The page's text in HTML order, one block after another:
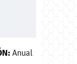
Anual